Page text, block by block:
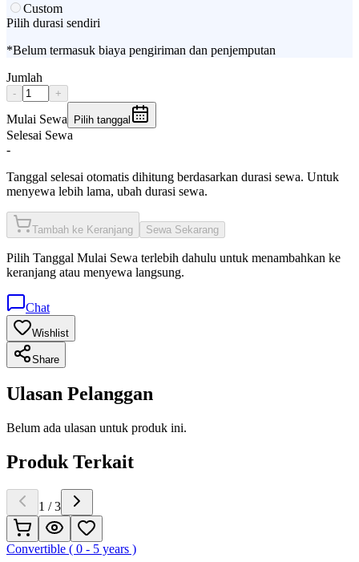
Custom
Pilih durasi sendiri
*Belum termasuk biaya pengiriman dan penjemputan
Jumlah
- +
Mulai Sewa Pilih tanggal
Selesai Sewa
-
Tanggal selesai otomatis dihitung berdasarkan durasi sewa. Untuk
menyewa lebih lama, ubah durasi sewa.
Tambah ke Keranjang Sewa Sekarang
Pilih Tanggal Mulai Sewa terlebih dahulu untuk menambahkan ke
keranjang atau menyewa langsung.
Chat
Wishlist
Share
Ulasan Pelanggan
Belum ada ulasan untuk produk ini.
Produk Terkait
1 /3
Convertible ( 0 - 5 years )